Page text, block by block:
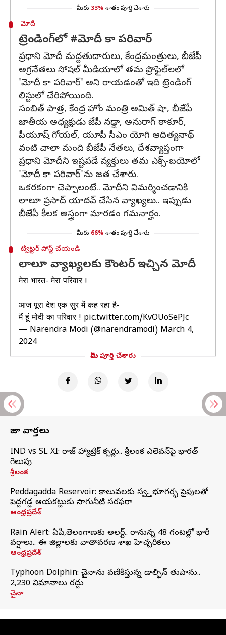
మీరు 33% శాతం పూర్తి చేశారు
మోదీ
ట్రెండింగ్‌లో #మోదీ కా పరివార్
ప్రధాని మోదీ మద్దతుదారులు, కేంద్రమంత్రులు, బీజేపీ
అగ్రనేతలు సోషల్ మీడియాలో తమ ప్రొఫైల్‌లలో
'మోదీ కా పరివార్' అని రాయడంతో ఇది ట్రెండింగ్
లిస్టులో చేరిపోయింది.
సంబిత్ పాత్ర, కేంద్ర హోం మంత్రి అమిత్ షా, బీజేపీ
జాతీయ అధ్యక్షుడు జేపీ నడ్డా, అనురాగ్ ఠాకూర్,
పీయూష్ గోయల్, యూపీ సీఎం యోగి ఆదిత్యనాథ్
వంటి చాలా మంది బీజేపీ నేతలు, దేశవ్యాప్తంగా
ప్రధాని మోదీని ఇష్టపడే వ్యక్తులు తమ ఎక్స్-బయోలో
'మోదీ కా పరివార్'ను జత చేశారు.
ఒకరకంగా చెప్పాలంటే.. మోదీని విమర్శించడానికి
లాలూ ప్రసాద్ యాదవ్ చేసిన వ్యాఖ్యలు.. ఇప్పుడు
బీజేపీ కీలక అస్త్రంగా మారడం గమనార్హం.
మీరు 66% శాతం పూర్తి చేశారు
ట్విట్టర్ పోస్ట్ చేయండి
లాలూ వ్యాఖ్యలకు కౌంటర్ ఇచ్చిన మోదీ
मेरा भारत- मेरा परिवार !
आज पूरा देश एक सुर में कह रहा है-
मैं हूं मोदी का परिवार ! pic.twitter.com/KvOUoSePJc
— Narendra Modi (@narendramodi) March 4,
2024
మీరు పూర్తి చేశారు
తాజా వార్తలు
IND vs SL XI: సిరాజ్‌ హ్యాట్రిక్‌ సిక్సర్లు.. శ్రీలంక ఎలెవన్‌పై భారత్‌
గెలుపు
శ్రీలంక
Peddagadda Reservoir: కాలువలకు స్వస్తి.. భూగర్భ పైపులతో
పెద్దగడ్డ ఆయకట్టుకు సాగునీటి సరఫరా
ఆంధ్రప్రదేశ్
Rain Alert: ఏపీ,తెలంగాణకు అలర్ట్.. రానున్న 48 గంటల్లో భారీ
వర్షాలు.. ఈ జిల్లాలకు వాతావరణ శాఖ హెచ్చరికలు
ఆంధ్రప్రదేశ్
Typhoon Dolphin: చైనాను వణికిస్తున్న డాల్ఫిన్‌ తుపాను..
2,230 విమానాలు రద్దు
చైనా